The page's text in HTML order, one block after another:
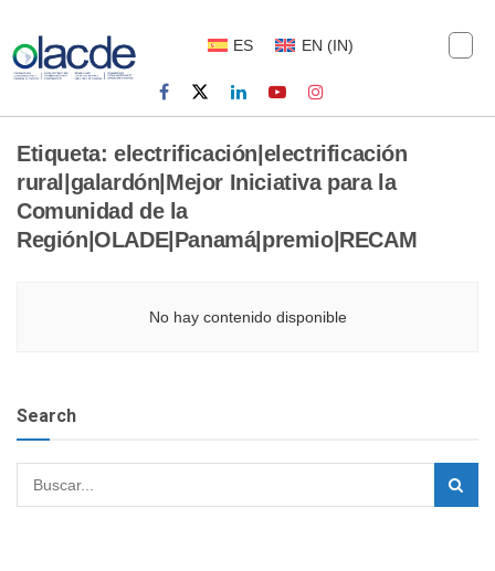
ES EN (IN)
Etiqueta: electrificación|electrificación
rural|galardón|Mejor Iniciativa para la
Comunidad de la
Región|OLADE|Panamá|premio|RECAM
No hay contenido disponible
Search